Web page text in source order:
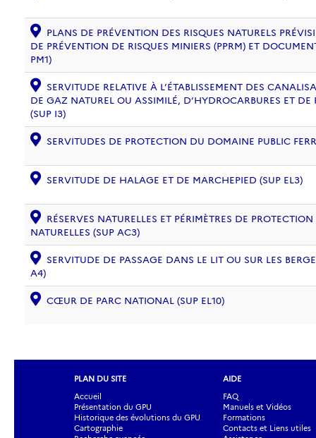
PLANS DE PRÉVENTION DES RISQUES NATURELS
DE PRÉVENTION DE RISQUES MINIERS (PPRM) ET
PM1)
SERVITUDE RELATIVE À L’ÉTABLISSEMENT DES
DE GAZ NATUREL OU ASSIMILÉ, D’HYDROCARBURES ET
(SUP I3)
SERVITUDES DE PROTECTION DU DOMAINE PUBLIC
SERVITUDE DE HALAGE ET DE MARCHEPIED (SUP EL3)
RÉSERVES NATURELLES ET PÉRIMÈTRES DE
NATURELLES (SUP AC3)
SERVITUDE DE PASSAGE DANS LE LIT OU SUR LES
A4)
CŒUR DE PARC NATIONAL (SUP EL10)
PLAN DU SITE
Accueil
Présentation du GPU
Historique des évolutions du GPU
Cartographie
AIDE
FAQ
Manuels et Vidéos
Formations
Contacts et Liens utiles